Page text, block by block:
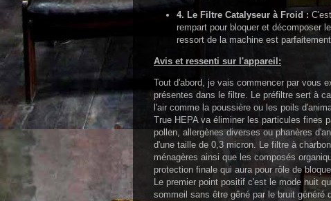
4. Le Filtre Catalyseur à Froid :
rempart pour bloquer et décomposer
ressort de la machine est
Avis et ressenti sur l'appareil:
Tout d'abord, je vais commencer par vous
présentes dans le filtre. Le préfiltre sert à
l'air comme la poussière ou les poils
True HEPA va éliminer les particules fines
pollen, allergènes diverses ou phanères
d'une taille de 0,3 micron. Le filtre à
ménagères ainsi que les composés
protection finale qui aura pour rôle de
Le premier point positif c'est le mode nuit
sommeil sans être gêné par le bruit généré